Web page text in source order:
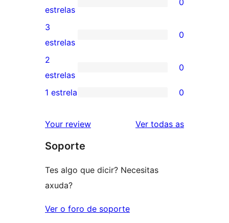
de
5
estrelas
0
valoracións
de
4
estrelas
estrelas
0
0
valoracións
de
3
3
estrelas
0
0
valoracións
2
2
estrelas
0
de
1
1 estrela 0
Your review Ver todas asvaloracións
Soporte
Tes algo que dicir? Necesitas
axuda?
Ver o foro de soporte